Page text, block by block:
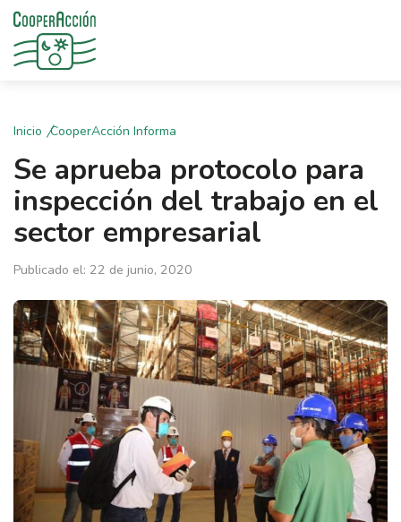
Inicio CooperAcción Informa
Se aprueba protocolo para
inspección del trabajo en el
sector empresarial
Publicado el: 22 de junio, 2020